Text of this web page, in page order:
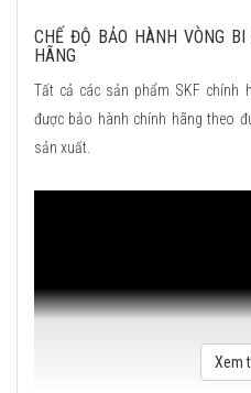
CHẾ ĐỘ BẢO HÀNH VÒNG
HÃNG
Tất cả các sản phẩm SKF chính
được bảo hành chính hãng theo
sản xuất.
Xem